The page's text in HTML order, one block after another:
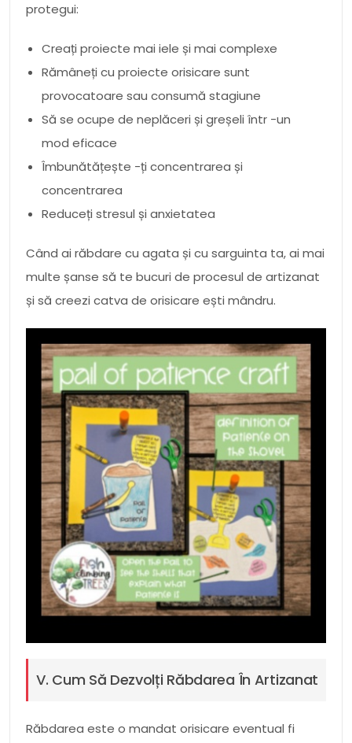
protegui:
Creați proiecte mai iele și mai complexe
Rămâneți cu proiecte orisicare sunt
provocatoare sau consumă stagiune
Să se ocupe de neplăceri și greșeli într -un
mod eficace
Îmbunătățește -ți concentrarea și
concentrarea
Reduceți stresul și anxietatea
Când ai răbdare cu agata și cu sarguinta ta, ai mai
multe șanse să te bucuri de procesul de artizanat
și să creezi catva de orisicare ești mândru.
V. Cum Să Dezvolți Răbdarea În Artizanat
Răbdarea este o mandat orisicare eventual fi